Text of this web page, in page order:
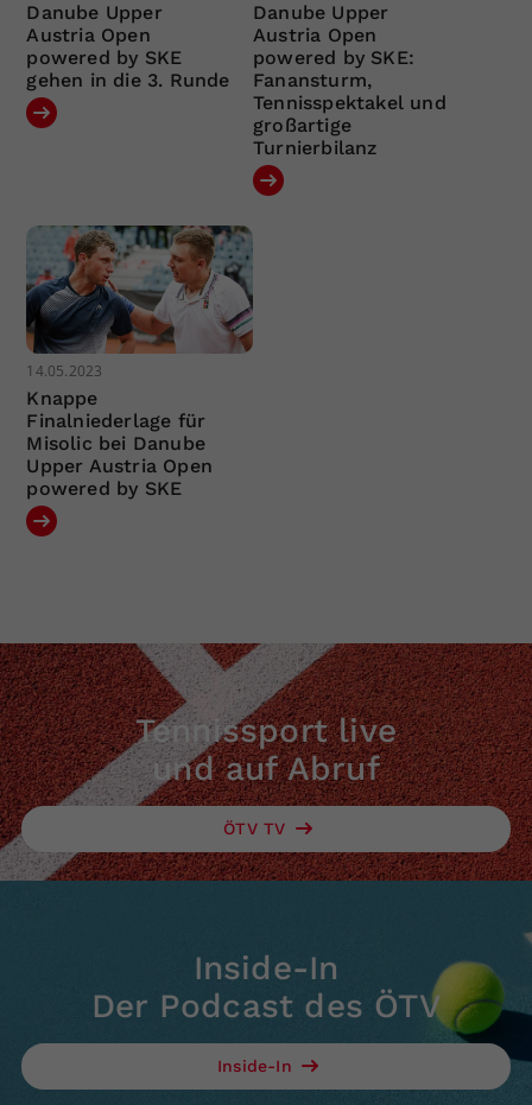
Danube Upper
Austria Open
powered by SKE
gehen in die 3. Runde
Danube Upper
Austria Open
powered by SKE:
Fanansturm,
Tennisspektakel und
großartige
Turnierbilanz
14.05.2023
Knappe
Finalniederlage für
Misolic bei Danube
Upper Austria Open
powered by SKE
Tennissport live
und auf Abruf
ÖTV TV
Inside-In
Der Podcast des ÖTV
Inside-In